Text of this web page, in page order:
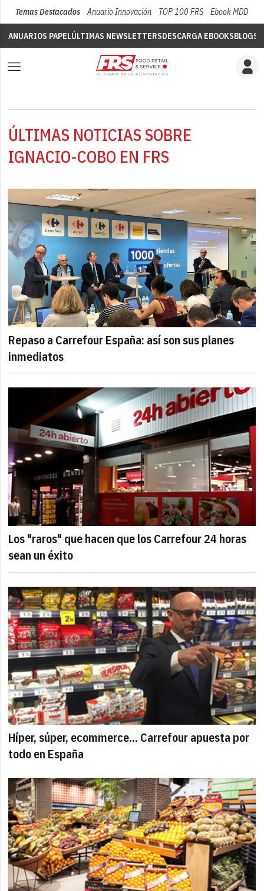
Temas Destacados Anuario Innovación TOP 100 FRS Ebook MDD
ANUARIOS PAPELÚLTIMAS NEWSLETTERSDESCARGA EBOOKSBLOGS
ÚLTIMAS NOTICIAS SOBRE
IGNACIO-COBO EN FRS
Repaso a Carrefour España: así son sus planes
inmediatos
Los "raros" que hacen que los Carrefour 24 horas
sean un éxito
Híper, súper, ecommerce... Carrefour apuesta por
todo en España